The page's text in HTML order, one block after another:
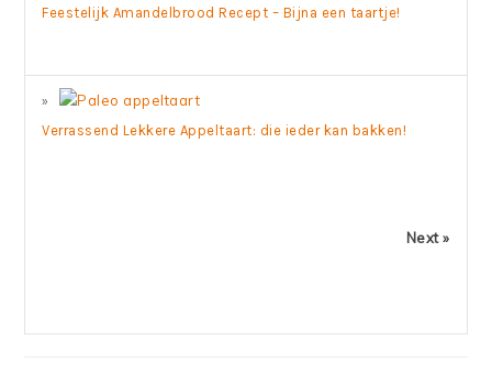
Feestelijk Amandelbrood Recept – Bijna een taartje!
Verrassend Lekkere Appeltaart: die ieder kan bakken!
Next »